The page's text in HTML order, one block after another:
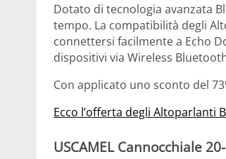
Dotato di tecnologia avanzata
tempo. La compatibilità degli
connettersi facilmente a Echo
dispositivi via Wireless
Con applicato uno sconto del
Ecco l’offerta degli Altoparlanti
USCAMEL Cannocchiale